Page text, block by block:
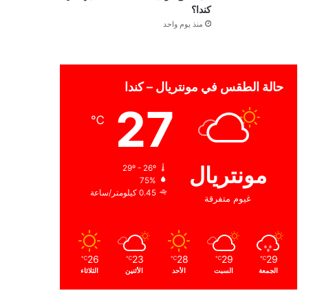
كندا؟
منذ يوم واحد
حالة الطقس في مونتريال – كندا
مونتريال
غيوم متفرقة
27
℃
29º - 26º
75%
0.45 كيلومتر/ساعة
29
℃
الجمعة
29
℃
السبت
28
℃
الأحد
23
℃
الأثنين
26
℃
الثلاثاء